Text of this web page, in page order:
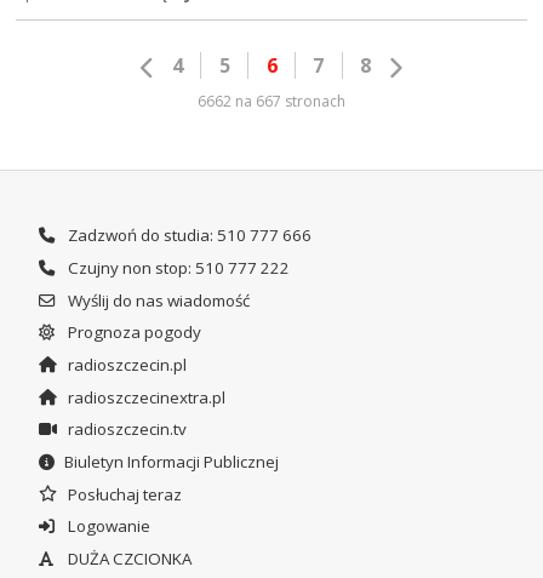
4 5 6 7 8
6662 na 667 stronach
Zadzwoń do studia: 510 777 666
Czujny non stop: 510 777 222
Wyślij do nas wiadomość
Prognoza pogody
radioszczecin.pl
radioszczecinextra.pl
radioszczecin.tv
Biuletyn Informacji Publicznej
Posłuchaj teraz
Logowanie
DUŻA CZCIONKA